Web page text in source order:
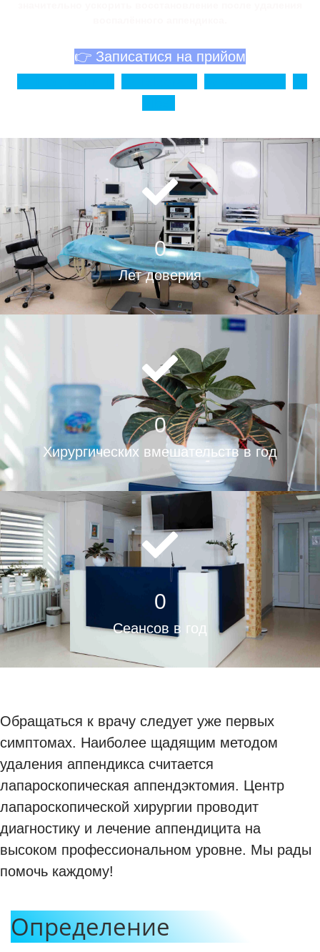
👉 Записатися на прийом
0
Лет доверия
0
Хирургических вмешательств в год
0
Сеансов в год
Обращаться к врачу следует уже первых
симптомах. Наиболее щадящим методом
удаления аппендикса считается
лапароскопическая аппендэктомия. Центр
лапароскопической хирургии проводит
диагностику и лечение аппендицита на
высоком профессиональном уровне. Мы рады
помочь каждому!
Определение